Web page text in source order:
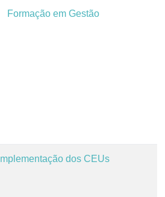
Formação em Gestão
Implementação dos CEUs